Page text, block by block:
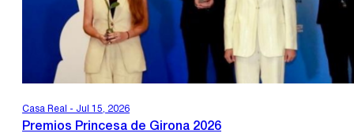
Casa Real - Jul 15, 2026
Premios Princesa de Girona 2026